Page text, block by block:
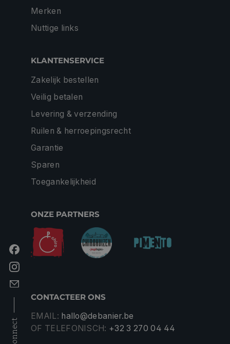
connect
Merken
Nuttige links
KLANTENSERVICE
Zakelijk bestellen
Veilig betalen
Levering & verzending
Ruilen & herroepingsrecht
Garantie
Sparen
Toegankelijkheid
ONZE PARTNERS
CONTACTEER ONS
EMAIL: hallo@debanier.be
OF TELEFONISCH: +32 3 270 04 44